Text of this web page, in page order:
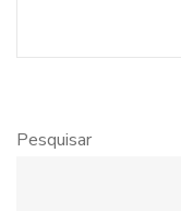
Pesquisar